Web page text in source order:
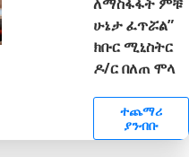
ሁኔታ ፈጥሯል”
ክቡር ሚኒስትር
ዶ/ር በለጠ ሞላ
ተጨማሪ
ያንብቡ